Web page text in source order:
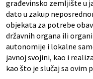
građevinsko zemljište u
dato u zakup
objekata za potrebe
državnih organa ili
autonomije i lokalne
javnoj svojini, kao i
kao što je slučaj sa ovim